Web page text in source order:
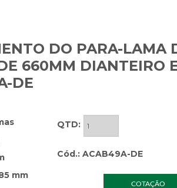
DO PARA-LAMA
660MM DIANTEIRO
DE
mm
QTD:
Cód.: ACAB49A-DE
COTAÇÃO